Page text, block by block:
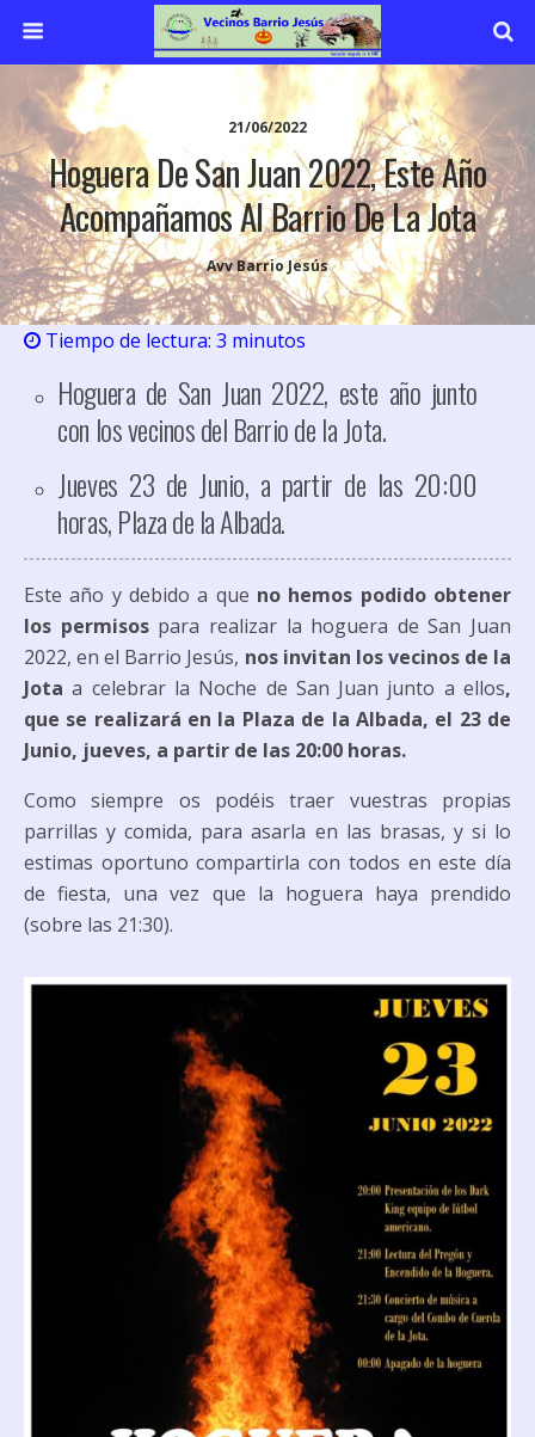
21/06/2022
Hoguera De San Juan 2022, Este Año
Acompañamos Al Barrio De La Jota
Avv Barrio Jesús
Tiempo de lectura: 3 minutos
Hoguera de San Juan 2022, este año junto
con los vecinos del Barrio de la Jota.
Jueves 23 de Junio, a partir de las 20:00
horas, Plaza de la Albada.
Este año y debido a que no hemos podido obtener
los permisospara realizar la hoguera de San Juan
2022, en el Barrio Jesús, nos invitan los vecinos de la
Jota a celebrar la Noche de San Juan junto a ellos,
que se realizará en la Plaza de la Albada, el 23 de
Junio, jueves, a partir de las 20:00 horas.
Como siempre os podéis traer vuestras propias
parrillas y comida, para asarla en las brasas, y si lo
estimas oportuno compartirla con todos en este día
de fiesta, una vez que la hoguera haya prendido
(sobre las 21:30).